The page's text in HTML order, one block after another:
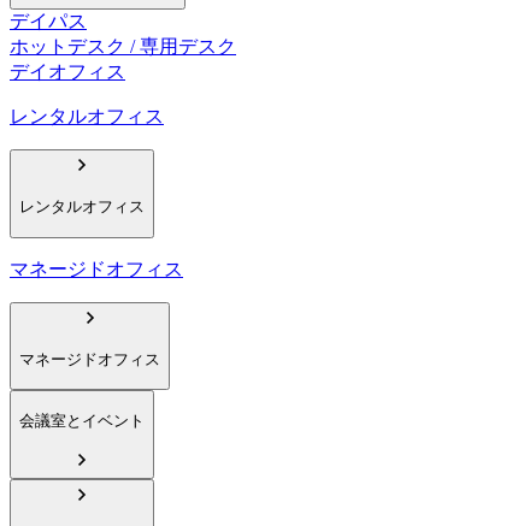
デイパス
ホットデスク / 専用デスク
デイオフィス
レンタルオフィス
レンタルオフィス
マネージドオフィス
マネージドオフィス
会議室とイベント